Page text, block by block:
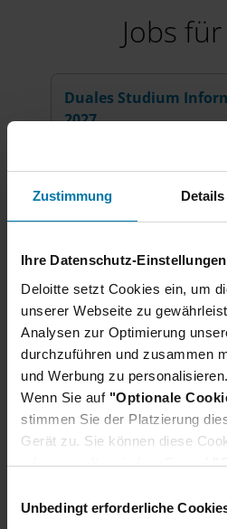
Zustimmung Details
Ihre Datenschutz-Einstellungen
Deloitte setzt Cookies ein, um
unserer Webseite zu
Analysen zur Optimierung
durchzuführen und zusammen
und Werbung zu personalisieren.
Wenn Sie auf "Optionale
stimmen Sie der Platzierung
Gerät zu. Sie können diese
oder verwalten, indem Sie auf
gewählten Cookie-Präferenzen
Unbedingt erforderliche
Jobs
Duales Studium
2027
Schüler:innen
Consulting
Duales Studium
Wirtschaftsinformatik
Stuttgart, München,
+4 weitere Standorte
Schüler:innen
Consulting
Ausbildung Jobs & Duales